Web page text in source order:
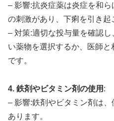
– 影響:抗炎症薬は炎症を和
の刺激があり、下痢を引き起
– 対策:適切な投与量を確認
い薬物を選択するか、医師
です。
4. 鉄剤やビタミン剤の使用 :
– 影響:鉄剤やビタミン剤は
あります。